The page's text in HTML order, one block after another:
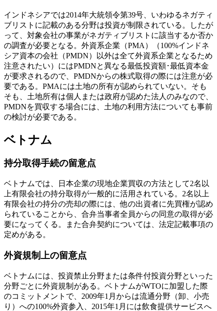
インドネシアでは2014年大統領令第39号、いわゆるネガティ
ブリストに記載のある分野は投資が制限されている。したが
って、対象会社の事業がネガティブリストに該当するか否か
の調査が必要となる。外資系企業（PMA）（100%インドネ
シア資本の会社（PMDN）以外は全て外資系企業となるため
注意されたい）にはPMDNと異なる最低投資額･最低資本金
が要求されるので、PMDNからの株式取得の際には注意が必
要である。PMAには土地の所有が認められていない。そも
そも、土地所有は個人または政府が認めた法人のみなので、
PMDNを買収する場合には、土地の利用方法についても事前
の検討が必要である。
ベトナム
持分取得手続の留意点
ベトナムでは、日本企業の現地企業買収の方法として2名以
上有限会社の持分取得が一般的に活用されている。2名以上
有限会社の持分の売却の際には、他の出資者に先買権が認め
られていることから、合弁当事者全員からの同意の取得が必
要になってくる。また合弁契約については、法定記載事項の
定めがある。
外資規制上の留意点
ベトナムには、投資禁止分野または条件付投資分野といった
分野ごとに外資規制がある。ベトナムがWTOに加盟した際
のコミットメントで、2009年1月からは流通分野（卸、小売
り）への100%外資参入、2015年1月には飲食提供サービスへ